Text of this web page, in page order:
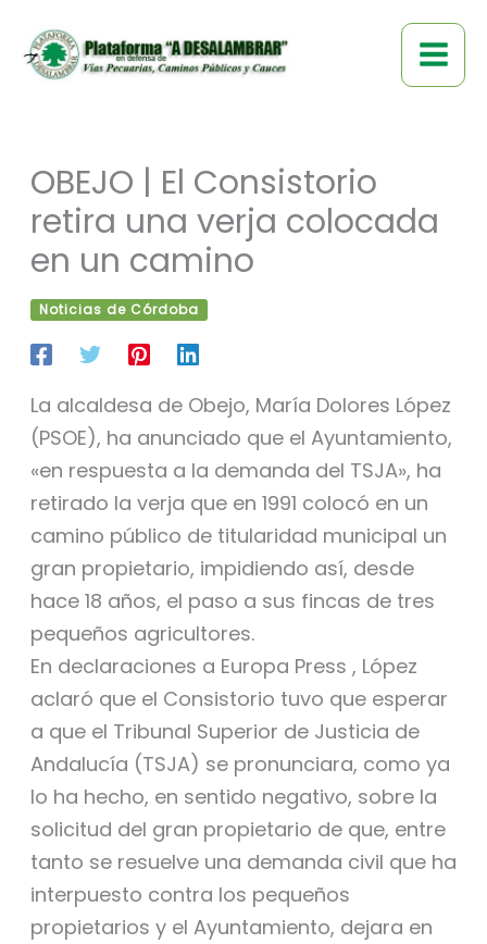
contenido
OBEJO | El Consistorio
retira una verja colocada
en un camino
Noticias de Córdoba
La alcaldesa de Obejo, María Dolores López
(PSOE), ha anunciado que el Ayuntamiento,
«en respuesta a la demanda del TSJA», ha
retirado la verja que en 1991 colocó en un
camino público de titularidad municipal un
gran propietario, impidiendo así, desde
hace 18 años, el paso a sus fincas de tres
pequeños agricultores.
En declaraciones a Europa Press , López
aclaró que el Consistorio tuvo que esperar
a que el Tribunal Superior de Justicia de
Andalucía (TSJA) se pronunciara, como ya
lo ha hecho, en sentido negativo, sobre la
solicitud del gran propietario de que, entre
tanto se resuelve una demanda civil que ha
interpuesto contra los pequeños
propietarios y el Ayuntamiento, dejara en